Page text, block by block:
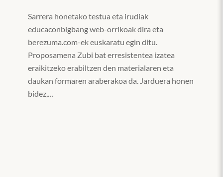
Sarrera honetako testua eta irudiak
educaconbigbang web-orrikoak dira eta
berezuma.com-ek euskaratu egin ditu.
Proposamena Zubi bat erresistentea izatea
eraikitzeko erabiltzen den materialaren eta
daukan formaren araberakoa da. Jarduera honen
bidez,…